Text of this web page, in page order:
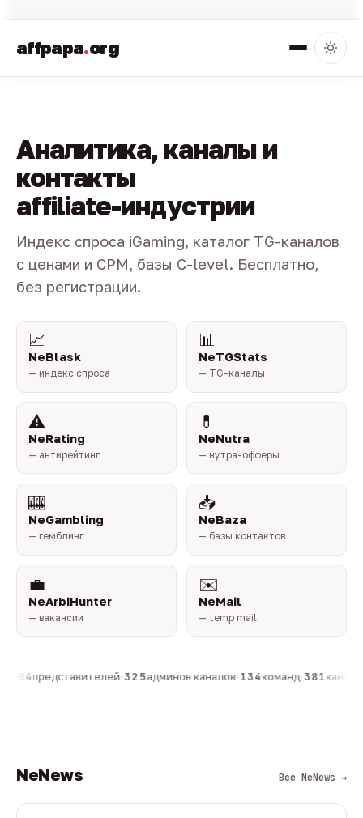
affpapa.org
Аналитика, каналы и
контакты
affiliate-индустрии
Индекс спроса iGaming, каталог TG-каналов
с ценами и CPM, базы C-level. Бесплатно,
без регистрации.
📈
NeBlask
— индекс спроса
📊
NeTGStats
— TG-каналы
⚠️
NeRating
— антирейтинг
💊
NeNutra
— нутра-офферы
🎰
NeGambling
— гемблинг
📥
NeBaza
— базы контактов
💼
NeArbiHunter
— вакансии
✉️
NeMail
— temp mail
804представителей·325админов каналов·134команд·381
NeNews Все NeNews →